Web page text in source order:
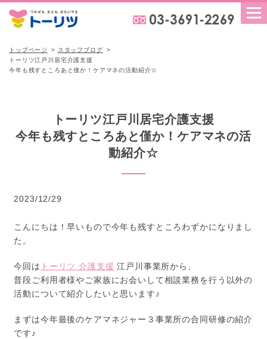
トップページ
スタッフブログ
トーリツ江戸川居宅介護支援
今年も残すところあと僅か！ケアマネの活動紹介☆
トーリツ江戸川居宅介護支援
今年も残すところあと僅か！ケアマネの活
動紹介☆
2023/12/29
こんにちは！早いもので今年も残すところわずかになりまし
た。
今回は トーリツ 介護支援 江戸川事業所から、
普段ご利用者様やご家族にお会いして相談業務を行う以外の
活動について紹介したいと思います♪
まずは今年最後のケアマネジャー３事業所の合同研修の紹介
です♪